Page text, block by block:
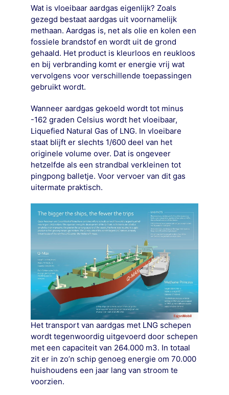
Wat is vloeibaar aardgas eigenlijk? Zoals
gezegd bestaat aardgas uit voornamelijk
methaan. Aardgas is, net als olie en kolen een
fossiele brandstof en wordt uit de grond
gehaald. Het product is kleurloos en reukloos
en bij verbranding komt er energie vrij wat
vervolgens voor verschillende toepassingen
gebruikt wordt.
Wanneer aardgas gekoeld wordt tot minus
-162 graden Celsius wordt het vloeibaar,
Liquefied Natural Gas of LNG. In vloeibare
staat blijft er slechts 1/600 deel van het
originele volume over. Dat is ongeveer
hetzelfde als een strandbal verkleinen tot
pingpong balletje. Voor vervoer van dit gas
uitermate praktisch.
Het transport van aardgas met LNG schepen
wordt tegenwoordig uitgevoerd door schepen
met een capaciteit van 264.000 m3. In totaal
zit er in zo’n schip genoeg energie om 70.000
huishoudens een jaar lang van stroom te
voorzien.